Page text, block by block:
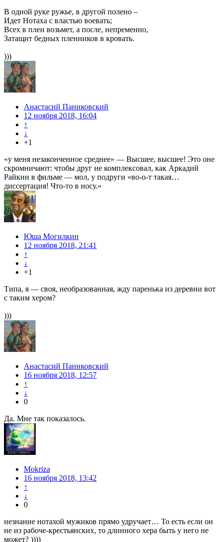
В одной руке ружье, в другой полено –
Идет Нотаха с властью воевать;
Всех в плен возьмет, а после, непременно,
Затащит бедных пленников в кровать.
)))
Анастасий Паниковский
12 ноября 2018, 16:04
↑
↓
+1
«у меня незаконченное среднее» — Высшее, высшее! Это оне
скромничают: чтобы друг не комплексовал, как Аркадий
Райкин в фильме — мол, у подруги «во-о-т такая…
диссертация! Что-то в носу.»
Юша Могилкин
12 ноября 2018, 21:41
↑
↓
+1
Типа, я — своя, необразованная, жду паренька из деревни вот
с таким хером?
)))
Анастасий Паниковский
16 ноября 2018, 12:57
↑
↓
0
Да. Мне так показалось.
Mokriza
16 ноября 2018, 13:42
↑
↓
0
незнание нотахой мужиков прямо удручает… То есть если он
не из рабоче-крестьянских, то длинного хера быть у него не
может? ))))